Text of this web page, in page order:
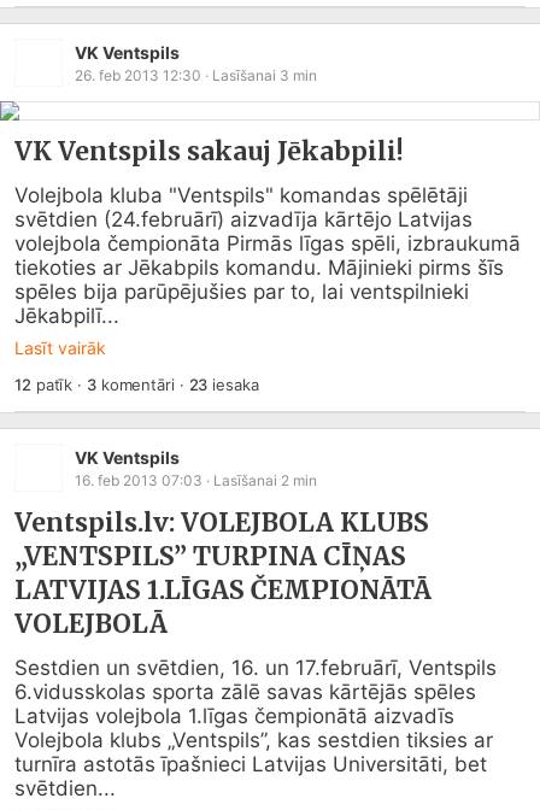
VK Ventspils
26. feb 2013 12:30 · Lasīšanai 3 min
VK Ventspils sakauj Jēkabpili!
Volejbola kluba "Ventspils" komandas spēlētāji
svētdien (24.februārī) aizvadīja kārtējo Latvijas
volejbola čempionāta Pirmās līgas spēli, izbraukumā
tiekoties ar Jēkabpils komandu. Mājinieki pirms šīs
spēles bija parūpējušies par to, lai ventspilnieki
Jēkabpilī...
Lasīt vairāk
12 patīk · 3komentāri · 23 iesaka
VK Ventspils
16. feb 2013 07:03 · Lasīšanai 2 min
Ventspils.lv: VOLEJBOLA KLUBS
„VENTSPILS” TURPINA CĪŅAS
LATVIJAS 1.LĪGAS ČEMPIONĀTĀ
VOLEJBOLĀ
Sestdien un svētdien, 16. un 17.februārī, Ventspils
6.vidusskolas sporta zālē savas kārtējās spēles
Latvijas volejbola 1.līgas čempionātā aizvadīs
Volejbola klubs „Ventspils”, kas sestdien tiksies ar
turnīra astotās īpašnieci Latvijas Universitāti, bet
svētdien...